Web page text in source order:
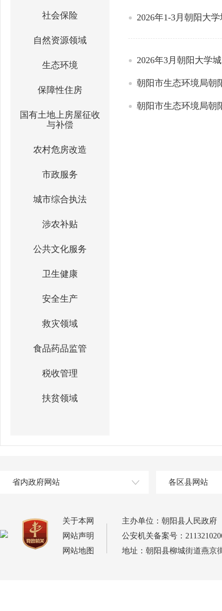
社会保险
自然资源领域
生态环境
保障性住房
国有土地上房屋征收
与补偿
农村危房改造
市政服务
城市综合执法
涉农补贴
公共文化服务
卫生健康
安全生产
救灾领域
食品药品监管
税收管理
扶贫领域
2026年1-3月朝阳大
2026年3月朝阳大学
朝阳市生态环境局朝
朝阳市生态环境局朝
省内政府网站 各区县网站
关于本网
网站声明
网站地图
主办单位：朝阳县人民政府
公安机关备案号：
地址：朝阳县柳城街道燕京